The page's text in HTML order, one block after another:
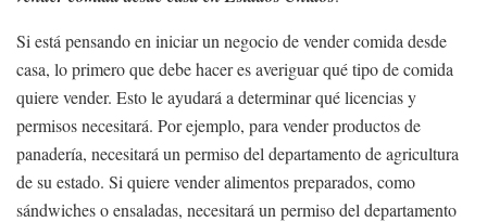
Si está pensando en iniciar un negocio de vender comida desde
casa, lo primero que debe hacer es averiguar qué tipo de comida
quiere vender. Esto le ayudará a determinar qué licencias y
permisos necesitará. Por ejemplo, para vender productos de
panadería, necesitará un permiso del departamento de agricultura
de su estado. Si quiere vender alimentos preparados, como
sándwiches o ensaladas, necesitará un permiso del departamento